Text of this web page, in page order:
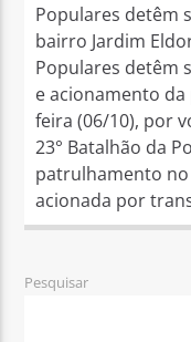
Populares detêm
bairro Jardim
Populares detêm
e acionamento
feira (06/10), por
23° Batalhão da
patrulhamento
acionada por
Pesquisar